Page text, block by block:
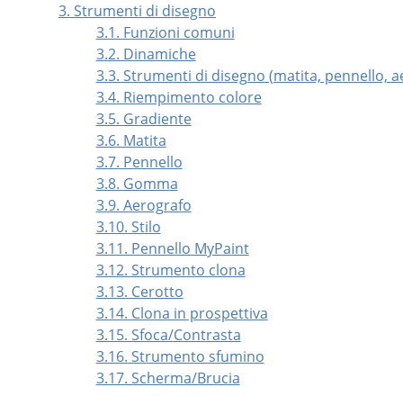
3. Strumenti di disegno
3.1. Funzioni comuni
3.2. Dinamiche
3.3. Strumenti di disegno (matita, pennello,
3.4. Riempimento colore
3.5. Gradiente
3.6. Matita
3.7. Pennello
3.8. Gomma
3.9. Aerografo
3.10. Stilo
3.11. Pennello MyPaint
3.12. Strumento clona
3.13. Cerotto
3.14. Clona in prospettiva
3.15. Sfoca/Contrasta
3.16. Strumento sfumino
3.17. Scherma/Brucia